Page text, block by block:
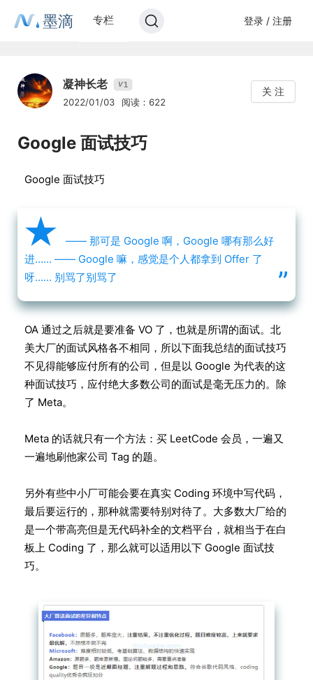
墨滴 专栏 登录 / 注册
凝神长老 V1
2022/01/03 阅读：622
关 注
Google 面试技巧
Google 面试技巧
★
—— 那可是 Google 啊，Google 哪有那么好
进…… —— Google 嘛，感觉是个人都拿到 Offer 了
呀…… 别骂了别骂了 ”
OA 通过之后就是要准备 VO 了，也就是所谓的面试。北
美大厂的面试风格各不相同，所以下面我总结的面试技巧
不见得能够应付所有的公司，但是以 Google 为代表的这
种面试技巧，应付绝大多数公司的面试是毫无压力的。除
了 Meta。
Meta 的话就只有一个方法：买 LeetCode 会员，一遍又
一遍地刷他家公司 Tag 的题。
另外有些中小厂可能会要在真实 Coding 环境中写代码，
最后要运行的，那种就需要特别对待了。大多数大厂给的
是一个带高亮但是无代码补全的文档平台，就相当于在白
板上 Coding 了，那么就可以适用以下 Google 面试技
巧。